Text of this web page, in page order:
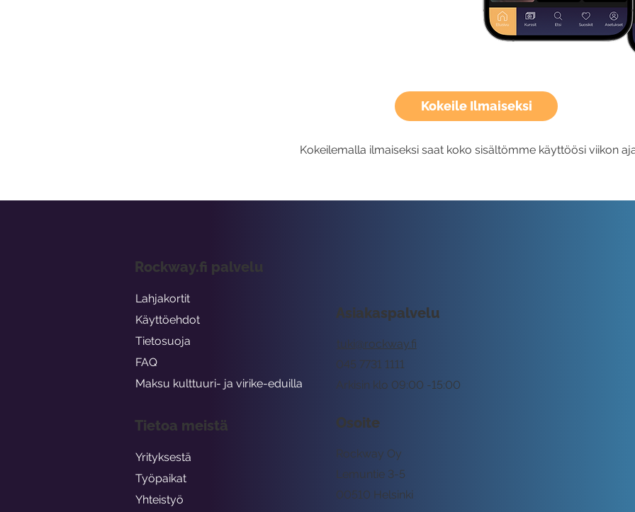
Kokeile Ilmaiseksi
Kokeilemalla ilmaiseksi saat koko sisältömme käyttöösi viikon
Asiakaspalvelu
tuki@rockway.fi
Arkisin klo 09:00 -15:00
045 7731 1111
Osoite
Rockway Oy
Lemuntie 3-5
00510 Helsinki
Rockway.fi palvelu
Lahjakortit
Käyttöehdot
Tietosuoja
FAQ
Maksu kulttuuri- ja virike-eduilla
Tietoa meistä
Yrityksestä
Työpaikat
Yhteistyö